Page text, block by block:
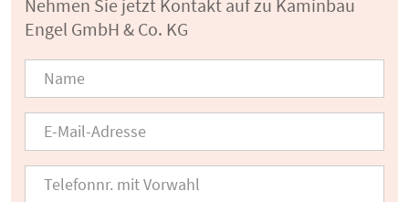
Nehmen Sie jetzt Kontakt auf zu Kaminbau
Engel GmbH & Co. KG